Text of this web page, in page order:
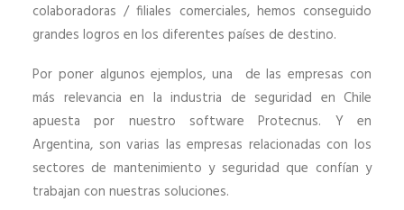
colaboradoras / filiales comerciales, hemos conseguido
grandes logros en los diferentes países de destino.
Por poner algunos ejemplos, una de las empresas con
más relevancia en la industria de seguridad en Chile
apuesta por nuestro software Protecnus. Y en
Argentina, son varias las empresas relacionadas con los
sectores de mantenimiento y seguridad que confían y
trabajan con nuestras soluciones.